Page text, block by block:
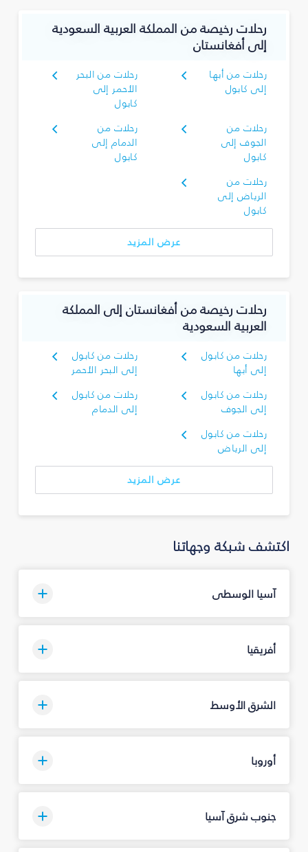
رحلات رخيصة من المملكة العربية السعودية
إلى أفغانستان
رحلات من أبها
إلى كابول
رحلات من البحر
الأحمر إلى
كابول
رحلات من
الجوف إلى
كابول
رحلات من
الدمام إلى
كابول
رحلات من
الرياض إلى
كابول
عرض المزيد
رحلات رخيصة من أفغانستان إلى المملكة
العربية السعودية
رحلات من كابول
إلى أبها
رحلات من كابول
إلى البحر الأحمر
رحلات من كابول
إلى الجوف
رحلات من كابول
إلى الدمام
رحلات من كابول
إلى الرياض
عرض المزيد
اكتشف شبكة وجهاتنا
آسيا الوسطى
أفريقيا
الشرق الأوسط
أوروبا
جنوب شرق آسيا